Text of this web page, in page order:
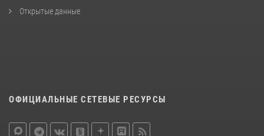
Открытые данные
ОФИЦИАЛЬНЫЕ СЕТЕВЫЕ РЕСУРСЫ